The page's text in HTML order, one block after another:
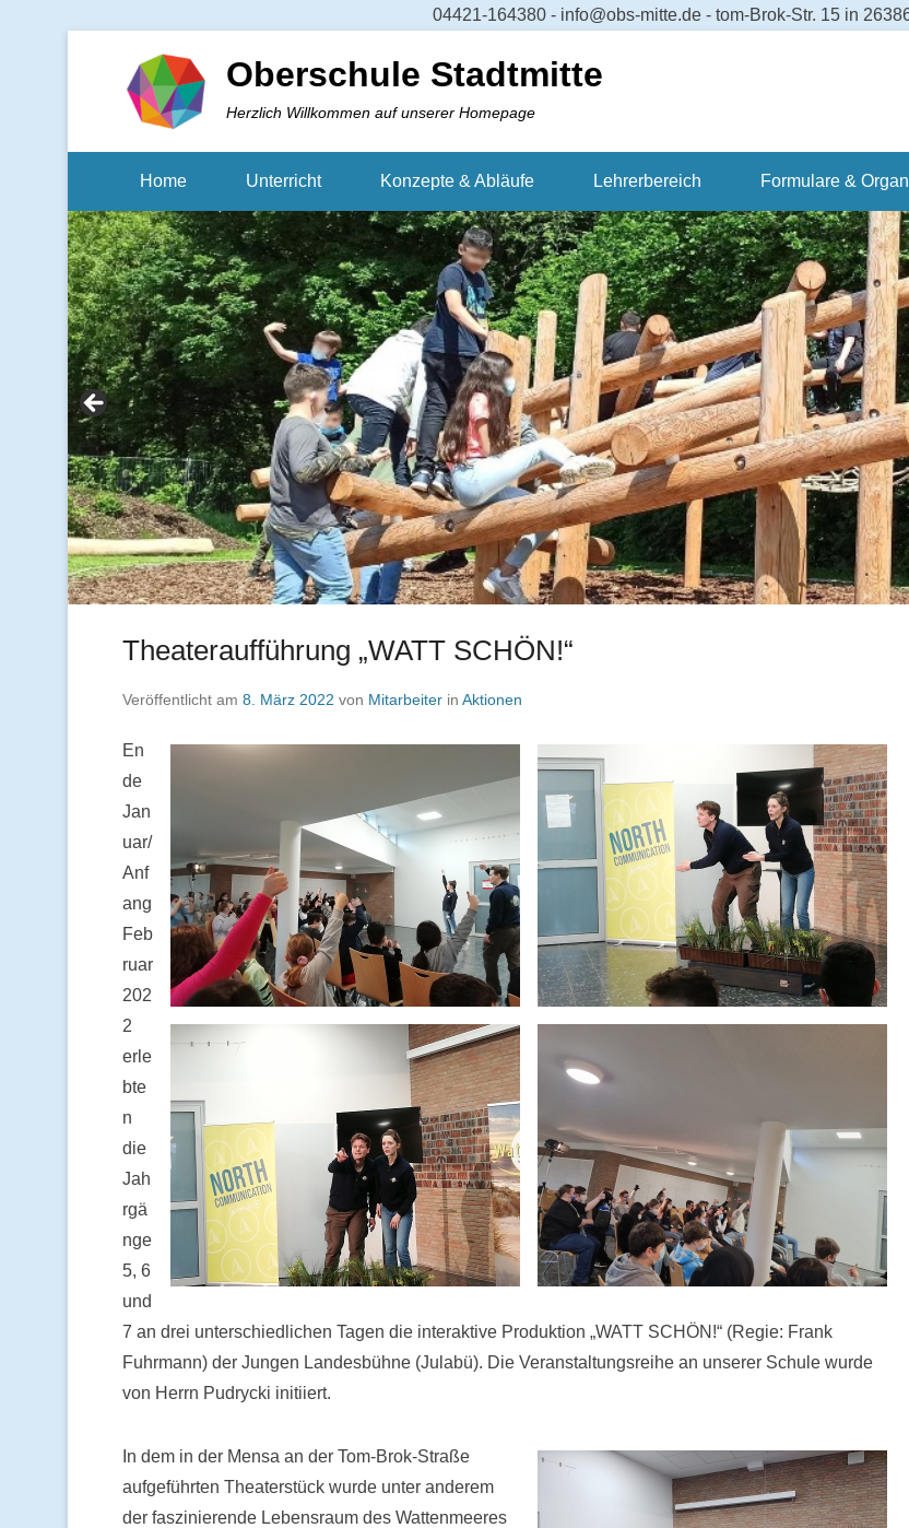
04421-164380 - info@obs-mitte.de - tom-Brok-Str. 15 in
Oberschule Stadtmitte
Herzlich Willkommen auf unserer Homepage
Home Unterricht Konzepte & Abläufe Lehrerbereich Formulare &
Theateraufführung „WATT SCHÖN!“
Veröffentlicht am 8. März 2022 von Mitarbeiter in Aktionen
En
de
Jan
uar/
Anf
ang
Feb
ruar
202
2
erle
bte
n
die
Jah
rgä
nge
5, 6
und
7 an drei unterschiedlichen Tagen die interaktive Produktion „WATT SCHÖN!“ (Regie: Frank
Fuhrmann) der Jungen Landesbühne (Julabü). Die Veranstaltungsreihe an unserer Schule wurde
von Herrn Pudrycki initiiert.
In dem in der Mensa an der Tom-Brok-Straße
aufgeführten Theaterstück wurde unter anderem
der faszinierende Lebensraum des Wattenmeeres